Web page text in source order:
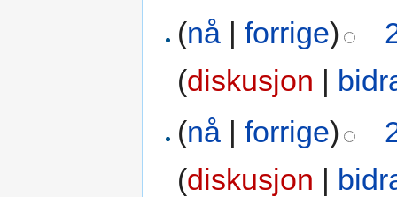
(nå |forrige)
(diskusjon
(nå |forrige)
(diskusjon |